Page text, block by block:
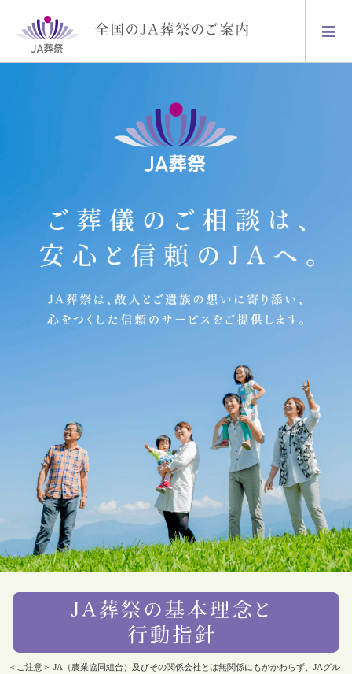
＜ご注意＞ JA（農業協同組合）及びその関係会社とは無関係にもかかわらず、JAグル